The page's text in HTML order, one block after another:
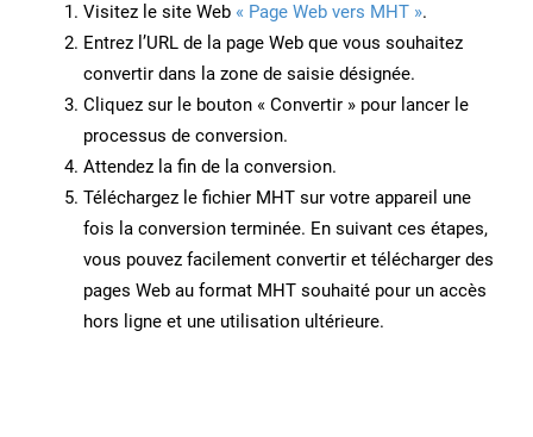
Visitez le site Web « Page Web vers MHT ».
Entrez l’URL de la page Web que vous souhaitez
convertir dans la zone de saisie désignée.
Cliquez sur le bouton « Convertir » pour lancer le
processus de conversion.
Attendez la fin de la conversion.
Téléchargez le fichier MHT sur votre appareil une
fois la conversion terminée. En suivant ces étapes,
vous pouvez facilement convertir et télécharger des
pages Web au format MHT souhaité pour un accès
hors ligne et une utilisation ultérieure.